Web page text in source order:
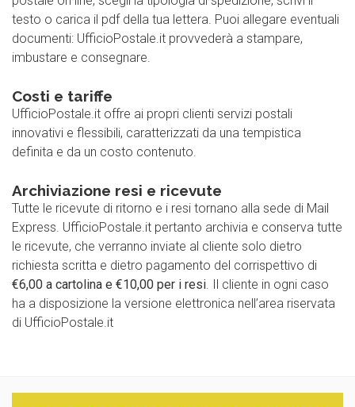
testo o carica il pdf della tua lettera. Puoi allegare eventuali
documenti: UfficioPostale.it provvederà a stampare,
imbustare e consegnare.
Costi e tariffe
UfficioPostale.it offre ai propri clienti servizi postali
innovativi e flessibili, caratterizzati da una tempistica
definita e da un costo contenuto.
Archiviazione resi e ricevute
Tutte le ricevute di ritorno e i resi tornano alla sede di Mail
Express. UfficioPostale.it pertanto archivia e conserva tutte
le ricevute, che verranno inviate al cliente solo dietro
richiesta scritta e dietro pagamento del corrispettivo di
€6,00 a cartolina e €10,00 per i resi. Il cliente in ogni caso
ha a disposizione la versione elettronica nell’area riservata
di UfficioPostale.it